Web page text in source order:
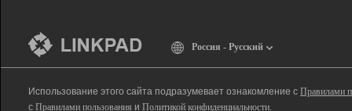
Россия - Русский
Использование этого сайта подразумевает ознакомление с Правилами
с Правилами пользования и Политикой конфиденциальности.